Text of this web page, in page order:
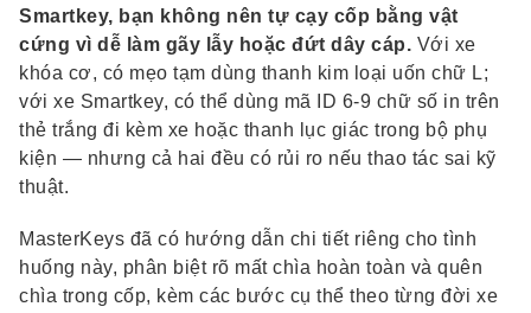
Smartkey, bạn không nên tự cạy cốp bằng vật
cứng vì dễ làm gãy lẫy hoặc đứt dây cáp. Với xe
khóa cơ, có mẹo tạm dùng thanh kim loại uốn chữ L;
với xe Smartkey, có thể dùng mã ID 6-9 chữ số in trên
thẻ trắng đi kèm xe hoặc thanh lục giác trong bộ phụ
kiện — nhưng cả hai đều có rủi ro nếu thao tác sai kỹ
thuật.
MasterKeys đã có hướng dẫn chi tiết riêng cho tình
huống này, phân biệt rõ mất chìa hoàn toàn và quên
chìa trong cốp, kèm các bước cụ thể theo từng đời xe